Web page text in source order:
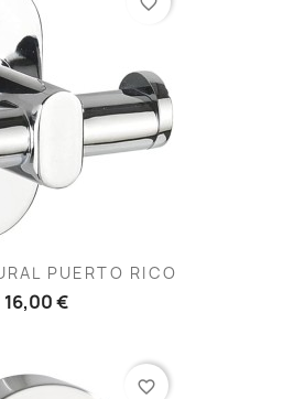
PUERTO RICO
16,00 €
favorite_border